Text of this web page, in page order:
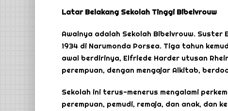
Latar Belakang Sekolah Tinggi Bibelvrouw
Awalnya adalah Sekolah Bibelvrouw.
1934 di Narumonda Porsea. Tiga tahun
awal berdirinya, Elfriede Harder utusan
perempuan, dengan mengajar Alkitab,
Sekolah ini terus-menerus mengalami
perempuan, pemudi, remaja, dan anak, dan